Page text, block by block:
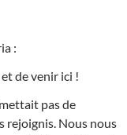
:
de venir ici !
pas de
rejoignis. Nous nous